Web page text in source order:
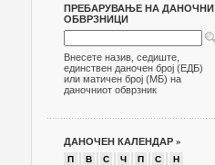
ПРЕБАРУВАЊЕ НА ДАНОЧНИ
ОБВРЗНИЦИ
Внесете назив, седиште,
единствен даночен број (ЕДБ)
или матичен број (МБ) на
даночниот обврзник
ДАНОЧЕН КАЛЕНДАР »
П В С Ч П С
Н